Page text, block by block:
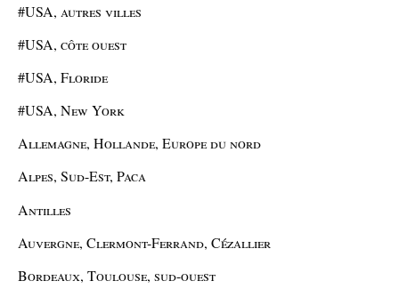
#USA, autres villes
#USA, côte ouest
#USA, Floride
#USA, New York
Allemagne, Hollande, Europe du nord
Alpes, Sud-Est, Paca
Antilles
Auvergne, Clermont-Ferrand, Cézallier
Bordeaux, Toulouse, sud-ouest